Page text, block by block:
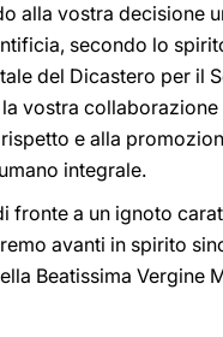
alla vostra decisione
secondo lo
del Dicastero per il
vostra
e alla
integrale.
fronte a un ignoto
avanti in spirito
Beatissima Vergine